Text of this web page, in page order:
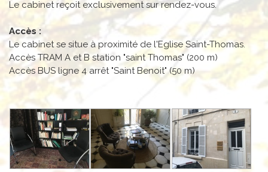
Le cabinet reçoit exclusivement sur rendez-vous.
Accès :
Le cabinet se situe à proximité de l'Eglise Saint-Thomas.
Accès TRAM A et B station "saint Thomas" (200 m)
Accès BUS ligne 4 arrêt "Saint Benoit" (50 m)